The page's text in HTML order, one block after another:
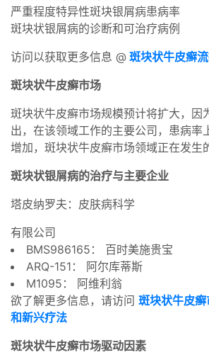
严重程度特异性斑块银屑病患病率
斑块状银屑病的诊断和可治疗病例
访问以获取更多信息 @ 斑块状牛皮癣
斑块状牛皮癣市场
斑块状牛皮癣市场规模预计将扩大，因
出，在该领域工作的主要公司，患病率
增加，斑块状牛皮癣市场领域正在发生
斑块状银屑病的治疗与主要企业
塔皮纳罗夫：皮肤病科学
有限公司
BMS986165： 百时美施贵宝
ARQ-151： 阿尔库蒂斯
M1095： 阿维利翁
欲了解更多信息，请访问 斑块状牛皮
和新兴疗法
斑块状牛皮癣市场驱动因素